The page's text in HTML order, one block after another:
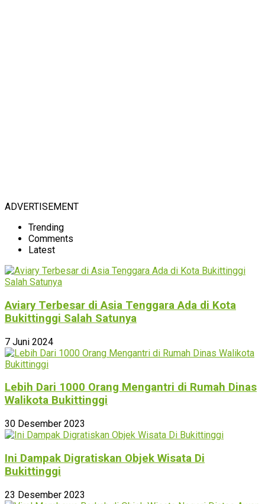
ADVERTISEMENT
Trending
Comments
Latest
Aviary Terbesar di Asia Tenggara Ada di Kota
Bukittinggi Salah Satunya
7 Juni 2024
Lebih Dari 1000 Orang Mengantri di Rumah Dinas
Walikota Bukittinggi
30 Desember 2023
Ini Dampak Digratiskan Objek Wisata Di
Bukittinggi
23 Desember 2023